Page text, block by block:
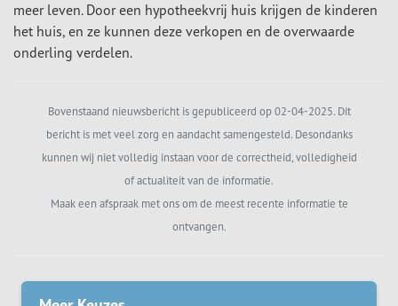
meer leven. Door een hypotheekvrij huis krijgen de kinderen
het huis, en ze kunnen deze verkopen en de overwaarde
onderling verdelen.
Bovenstaand nieuwsbericht is gepubliceerd op 02-04-2025. Dit
bericht is met veel zorg en aandacht samengesteld. Desondanks
kunnen wij niet volledig instaan voor de correctheid, volledigheid
of actualiteit van de informatie.
Maak een afspraak met ons om de meest recente informatie te
ontvangen.